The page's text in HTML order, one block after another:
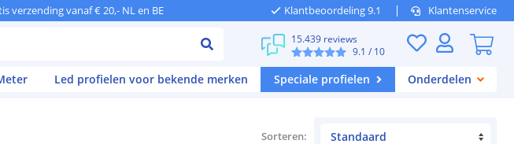
verzending vanaf € 20,- NL en BE Klantbeoordeling 9.1 Klantenservice
15.439 reviews
9.1 / 10
Led profielen voor bekende merken Speciale profielen Onderdelen
Sorteren: